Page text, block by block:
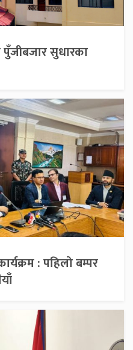
पुँजीबजार सुधारका
: पहिलो बम्पर